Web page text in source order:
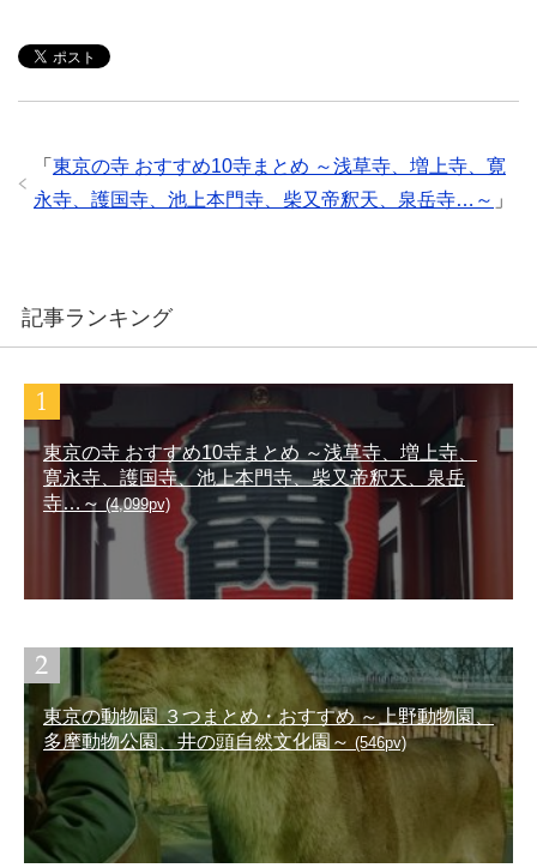
「 東京の寺 おすすめ10寺まとめ ～浅草寺、増上寺、寛
永寺、護国寺、池上本門寺、柴又帝釈天、泉岳寺…～ 」
記事ランキング
東京の寺 おすすめ10寺まとめ ～浅草寺、増上寺、
寛永寺、護国寺、池上本門寺、柴又帝釈天、泉岳
寺…～ (4,099pv)
東京の動物園 ３つまとめ・おすすめ ～上野動物園、
多摩動物公園、井の頭自然文化園～ (546pv)